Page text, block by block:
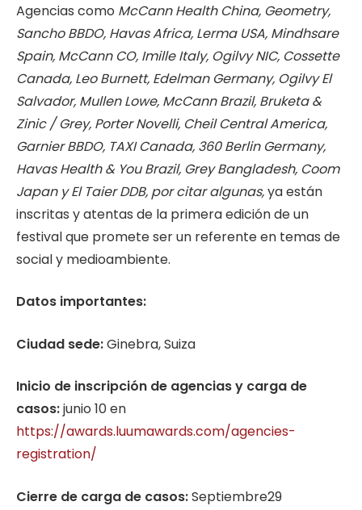
Agencias como McCann Health China, Geometry,
Sancho BBDO, Havas Africa, Lerma USA, Mindhsare
Spain, McCann CO, Imille Italy, Ogilvy NIC, Cossette
Canada, Leo Burnett, Edelman Germany, Ogilvy El
Salvador, Mullen Lowe, McCann Brazil, Bruketa &
Zinic / Grey, Porter Novelli, Cheil Central America,
Garnier BBDO, TAXI Canada, 360 Berlin Germany,
Havas Health & You Brazil, Grey Bangladesh, Coom
Japan y El Taier DDB, por citar algunas,ya están
inscritas y atentas de la primera edición de un
festival que promete ser un referente en temas de
social y medioambiente.
Datos importantes:
Ciudad sede:Ginebra, Suiza
Inicio de inscripción de agencias y carga de
casos:junio 10 en
https://awards.luumawards.com/agencies-
registration/
Cierre de carga de casos:Septiembre29